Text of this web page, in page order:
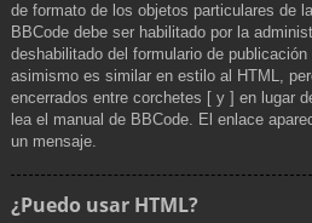
de formato de los objetos particulares de
BBCode debe ser habilitado por la
deshabilitado del formulario de
asimismo es similar en estilo al HTML,
encerrados entre corchetes [ y ] en lugar
lea el manual de BBCode. El enlace
un mensaje.
¿Puedo usar HTML?